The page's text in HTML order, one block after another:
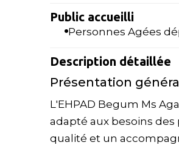
Public accueilli
Personnes Agées
Description détaillée
Présentation
L'EHPAD Begum Ms
adapté aux besoins
qualité et un